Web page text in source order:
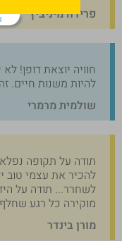
פרידה מיניביץ'
חוויה יוצאת דופן!
להיות משנות חיים.
שולמית מרמרי
תודה על תקופה
להכיר את עצמי טוב
לשחרר... תודה על
מוקירה כל רגע שחלף
מורן בינדר